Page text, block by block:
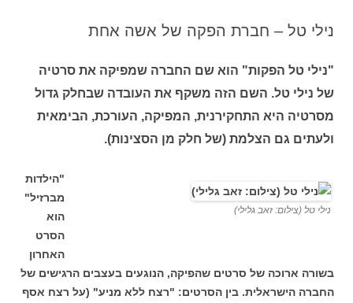
נילי טל – חברת הפקה של אשה אחת
"נילי טל הפקות" הוא שם החברה שמפיקה את סרטיה
של נילי טל. השם הזה משקף את העובדה שבחלק גדול
מסרטיה היא התחקירנית, המפיקה, העורכת, הבימאית
ולעתים גם הצלמת (של חלק מן הסצינות).
נילי טל (צילום: זאב גלילי)
"הילדות
מברזיל"
הוא
הסרט
האחרון
בשורה ארוכה של סרטים שהפיקה, הנוגעים בעצבים הרגישים של
החברה הישראלית. בין הסרטים: "רצח ללא מניע" (על רצח אסף